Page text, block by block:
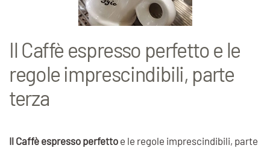
Il Caffè espresso perfetto e le
regole imprescindibili, parte
terza
Il Caffè espresso perfetto e le regole imprescindibili, parte